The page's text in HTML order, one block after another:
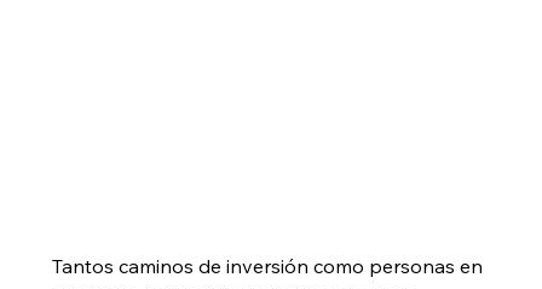
Tantos caminos de inversión como personas en